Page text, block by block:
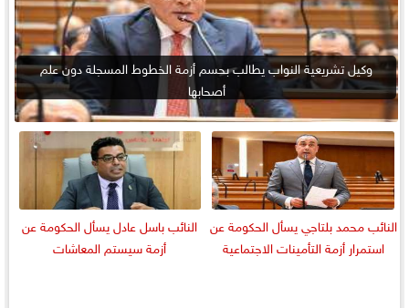
وكيل تشريعية النواب يطالب بحسم أزمة الخطوط المسجلة دون علم
أصحابها
النائب محمد بلتاجي يسأل الحكومة عن
استمرار أزمة التأمينات الاجتماعية
النائب باسل عادل يسأل الحكومة عن
أزمة سيستم المعاشات